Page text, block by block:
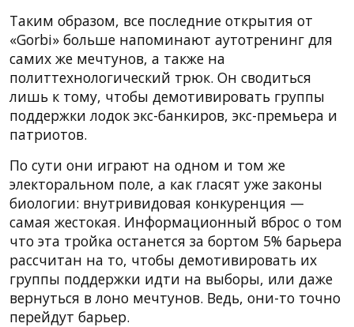
Таким образом, все последние открытия от
«Gorbi» больше напоминают аутотренинг для
самих же мечтунов, а также на
политтехнологический трюк. Он сводиться
лишь к тому, чтобы демотивировать группы
поддержки лодок экс-банкиров, экс-премьера и
патриотов.
По сути они играют на одном и том же
электоральном поле, а как гласят уже законы
биологии: внутривидовая конкуренция —
самая жестокая. Информационный вброс о том
что эта тройка останется за бортом 5% барьера
рассчитан на то, чтобы демотивировать их
группы поддержки идти на выборы, или даже
вернуться в лоно мечтунов. Ведь, они-то точно
перейдут барьер.